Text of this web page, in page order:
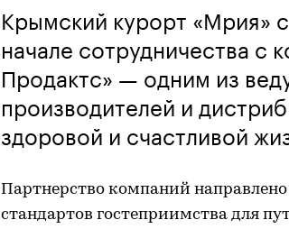
Крымский курорт «Мрия»
начале сотрудничества с
Продактс» — одним из
производителей и
здоровой и счастливой
Партнерство компаний
стандартов гостеприимства для